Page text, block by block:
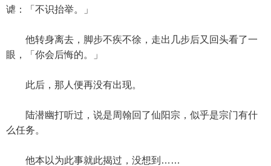
谑：「不识抬举。」
他转身离去，脚步不疾不徐，走出几步后又回头看了一
眼，「你会后悔的。」
此后，那人便再没有出现。
陆潜幽打听过，说是周翰回了仙阳宗，似乎是宗门有什
么任务。
他本以为此事就此揭过，没想到……